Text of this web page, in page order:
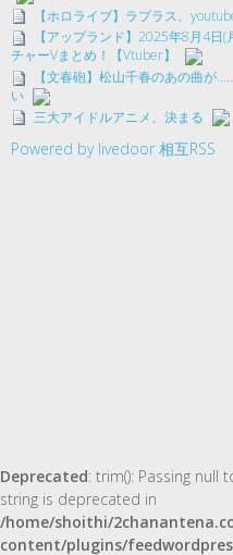
【ホロライブ】ラプラス、
【アップランド】2025年8月4日
チャーVまとめ！【Vtuber】
【文春砲】松山千春のあの曲が
い
三大アイドルアニメ、決まる
Powered by livedoor 相互RSS
Deprecated: trim(): Passing null
string is deprecated in
/home/shoithi/
content/plugins/